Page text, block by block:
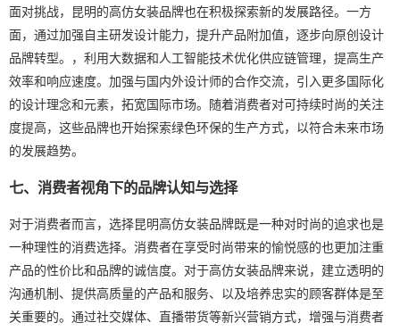
面对挑战，昆明的高仿女装品牌也在积极探索新的发展路径。一方
面，通过加强自主研发设计能力，提升产品附加值，逐步向原创设计
品牌转型。，利用大数据和人工智能技术优化供应链管理，提高生产
效率和响应速度。加强与国内外设计师的合作交流，引入更多国际化
的设计理念和元素，拓宽国际市场。随着消费者对可持续时尚的关注
度提高，这些品牌也开始探索绿色环保的生产方式，以符合未来市场
的发展趋势。
七、消费者视角下的品牌认知与选择
对于消费者而言，选择昆明高仿女装品牌既是一种对时尚的追求也是
一种理性的消费选择。消费者在享受时尚带来的愉悦感的也更加注重
产品的性价比和品牌的诚信度。对于高仿女装品牌来说，建立透明的
沟通机制、提供高质量的产品和服务、以及培养忠实的顾客群体是至
关重要的。通过社交媒体、直播带货等新兴营销方式，增强与消费者